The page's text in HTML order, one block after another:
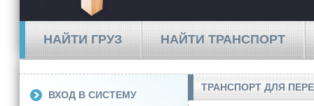
НАЙТИ ГРУЗ НАЙТИ ТРАНСПОРТ
ВХОД В СИСТЕМУ
ТРАНСПОРТ ДЛЯ